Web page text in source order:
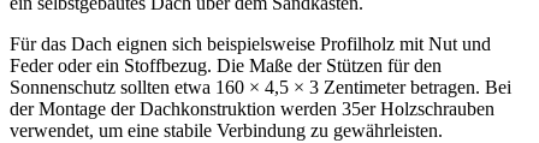
Für das Dach eignen sich beispielsweise Profilholz mit Nut und
Feder oder ein Stoffbezug. Die Maße der Stützen für den
Sonnenschutz sollten etwa 160 × 4,5 × 3 Zentimeter betragen. Bei
der Montage der Dachkonstruktion werden 35er Holzschrauben
verwendet, um eine stabile Verbindung zu gewährleisten.